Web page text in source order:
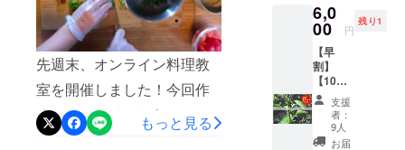
入れて、十色本体のロゴと
も親和性のあるデザイン。
このロゴをたくさんの人に
見て、知って、とうがらし
を味わってもらえるように
そうです。（笑）ズブロッ
カ風にとうがらし1本入って
ます🌶そのまま飲む用に作り
ましたが、イベントでテ
キーラやメスカルで割って
飲んでみたら、これがびっ
に来てもらったんだか
ら〜！と収穫をしつつ、そ
れぞれのとうがらしについ
ての解説とともに味見！品
種ごとの味や香り、辛さを
楽しみました。収穫もみな
先週末、オンライン料理教
室を開催しました！今回作
るメニューはこちら〜--------
---------------------------------・ハ
もっと見る
携をし
て作業
してい
ます。
・2020
年10月
を想定
時期
は生育
らしの
中で辛
いもの
をチョ
イス
（写真
はイ
メージ
です）
プサ
6,0
00 円
残り1
【早
割】
【10個
限定！
とうが
らし南
米1kg
支援
者：
9人
お届